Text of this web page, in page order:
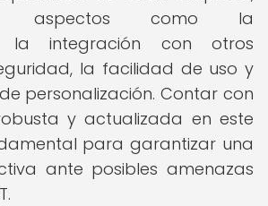
aspectos como la
la integración con otros
la facilidad de uso y
personalización. Contar con
y actualizada en este
para garantizar una
ante posibles amenazas